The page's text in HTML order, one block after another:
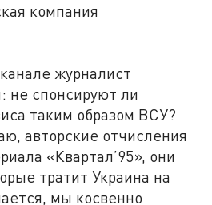
компания
журналист
не спонсируют ли
таким образом ВСУ?
авторские отчисления
«Квартал’95», они
тратит Украина на
мы косвенно